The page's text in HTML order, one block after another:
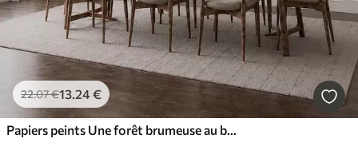
22.07€13.24€
Papiers peints Une forêt brumeuse au bord d'un plan d'eau paisible, dans des tons pastel naturels et doux